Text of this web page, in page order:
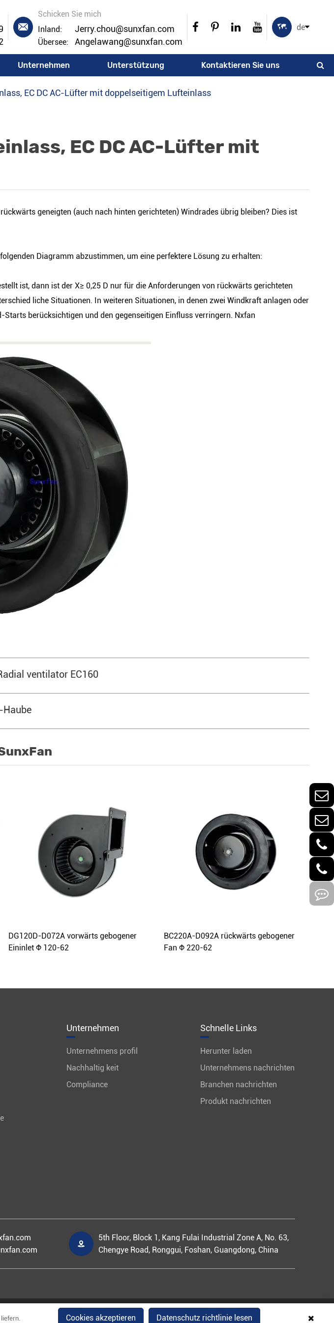

Schicken Sie mich
Inland:
Jerry.chou@sunxfan.com
Übersee: Angelawang@sunxfan.com
 de
Unternehmen Unterstützung Kontaktieren Sie uns
EC DC AC-Lüfter mit doppelseitigem Lufteinlass
EC DC AC-Lüfter mit
geneigten (auch nach hinten gerichteten) Windrades übrig bleiben? Dies ist
Diagramm abzustimmen, um eine perfektere Lösung zu erhalten:
ist, dann ist der X≥ 0,25 D nur für die Anforderungen von rückwärts gerichteten
liche Situationen. In weiteren Situationen, in denen zwei Windkraft anlagen oder
berücksichtigen und den gegenseitigen Einfluss verringern. Nxfan
ventilator EC160
DG120D-D072A vorwärts gebogener
Eininlet Φ 120-62
BC220A-D092A rückwärts gebogener
Fan Φ 220-62
Unternehmen
Unternehmens profil
Nachhaltig keit
Compliance
Schnelle Links
Herunter laden
Unternehmens nachrichten
Branchen nachrichten
Produkt nachrichten

5th Floor, Block 1, Kang Fulai Industrial Zone A, No. 63,
Chengye Road, Ronggui, Foshan, Guangdong, China
Sitemap Datenschutz richtlinie
Cookies akzeptieren Datenschutz richtlinie lesen